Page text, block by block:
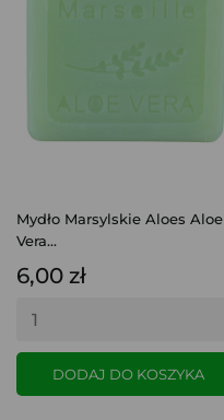
Mydło Marsylskie Aloes Aloe
Vera...
6,00 zł
DODAJ DO KOSZYKA